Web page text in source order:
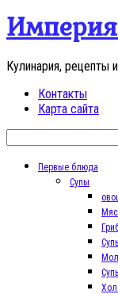
Перейти
контенту
Кулинария, рецепты
Контакты
Карта сайта
Первые блюда
Супы